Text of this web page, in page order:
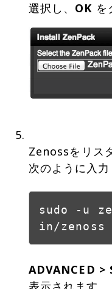
選択し、 OK
Zenossをリス
次のように入力
sudo -u
in/
ADVANCED